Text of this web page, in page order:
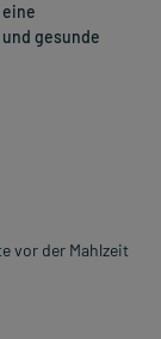
gesunde
vor der Mahlzeit